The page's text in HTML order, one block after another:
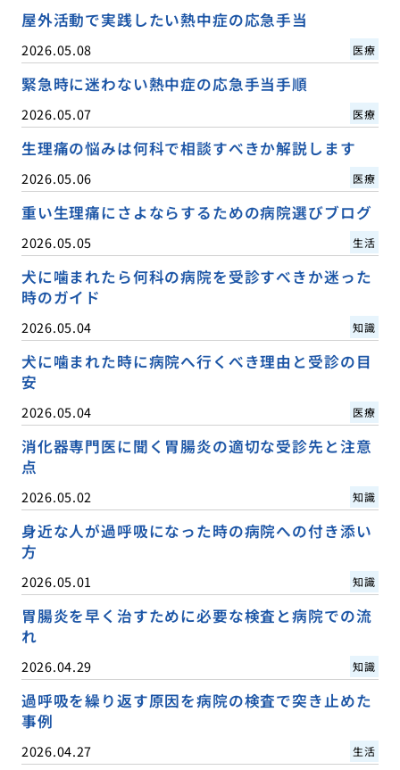
屋外活動で実践したい熱中症の応急手当
2026.05.08 医療
緊急時に迷わない熱中症の応急手当手順
2026.05.07 医療
生理痛の悩みは何科で相談すべきか解説します
2026.05.06 医療
重い生理痛にさよならするための病院選びブログ
2026.05.05 生活
犬に噛まれたら何科の病院を受診すべきか迷った
時のガイド
2026.05.04 知識
犬に噛まれた時に病院へ行くべき理由と受診の目
安
2026.05.04 医療
消化器専門医に聞く胃腸炎の適切な受診先と注意
点
2026.05.02 知識
身近な人が過呼吸になった時の病院への付き添い
方
2026.05.01 知識
胃腸炎を早く治すために必要な検査と病院での流
れ
2026.04.29 知識
過呼吸を繰り返す原因を病院の検査で突き止めた
事例
2026.04.27 生活